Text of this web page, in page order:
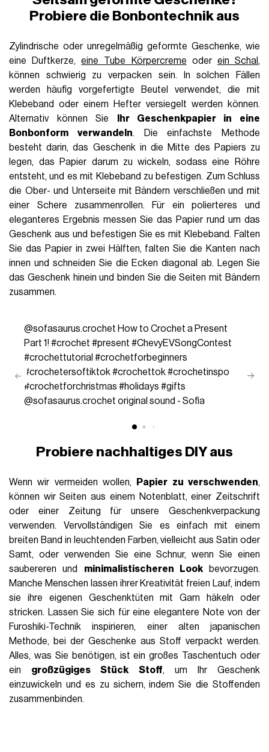
Probiere die Bonbontechnik aus
Zylindrische oder unregelmäßig geformte Geschenke, wie
eine Duftkerze,eine Tube Körpercreme oder ein Schal ,
können schwierig zu verpacken sein. In solchen Fällen
werden häufig vorgefertigte Beutel verwendet, die mit
Klebeband oder einem Hefter versiegelt werden können.
Alternativ können Sie
Ihr Geschenkpapier in eine
Bonbonform verwandeln. Die einfachste Methode
besteht darin, das Geschenk in die Mitte des Papiers zu
legen, das Papier darum zu wickeln, sodass eine Röhre
entsteht, und es mit Klebeband zu befestigen. Zum Schluss
die Ober- und Unterseite mit Bändern verschließen und mit
einer Schere zusammenrollen. Für ein polierteres und
eleganteres Ergebnis messen Sie das Papier rund um das
Geschenk aus und befestigen Sie es mit Klebeband. Falten
Sie das Papier in zwei Hälften, falten Sie die Kanten nach
innen und schneiden Sie die Ecken diagonal ab. Legen Sie
das Geschenk hinein und binden Sie die Seiten mit Bändern
zusammen.
@sofasaurus.crochet How to Crochet a Present
Part 1! #crochet #present #ChevyEVSongContest
#crochettutorial #crochetforbeginners
#crochetersoftiktok #crochettok #crochetinspo
#crochetforchristmas #holidays #gifts
@sofasaurus.crochet original sound - Sofia
Probiere nachhaltiges DIY aus
Wenn wir vermeiden wollen, Papier zu verschwenden,
können wir Seiten aus einem Notenblatt, einer Zeitschrift
oder einer Zeitung für unsere Geschenkverpackung
verwenden. Vervollständigen Sie es einfach mit einem
breiten Band in leuchtenden Farben, vielleicht aus Satin oder
Samt, oder verwenden Sie eine Schnur, wenn Sie einen
saubereren und minimalistischeren Lookbevorzugen.
Manche Menschen lassen ihrer Kreativität freien Lauf, indem
sie ihre eigenen Geschenktüten mit Garn häkeln oder
stricken. Lassen Sie sich für eine elegantere Note von der
Furoshiki-Technik inspirieren, einer alten japanischen
Methode, bei der Geschenke aus Stoff verpackt werden.
Alles, was Sie benötigen, ist ein großes Taschentuch oder
ein großzügiges Stück Stoff, um Ihr Geschenk
einzuwickeln und es zu sichern, indem Sie die Stoffenden
zusammenbinden.